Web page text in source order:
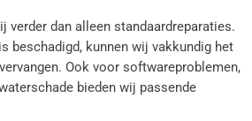
verder dan alleen standaardreparaties.
beschadigd, kunnen wij vakkundig het
Ook voor softwareproblemen,
bieden wij passende